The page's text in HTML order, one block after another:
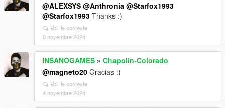
@ALEXSYS @Anthronia @Starfox1993
@Starfox1993 Thanks :)
Voir le contexte
8 novembre 2024
INSANOGAMES » Chapolin-Colorado
@magneto20 Gracias :)
Voir le contexte
4 novembre 2024